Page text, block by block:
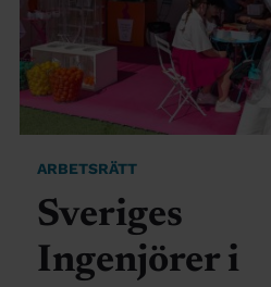
ARBETSRÄTT
Sveriges
Ingenjörer i